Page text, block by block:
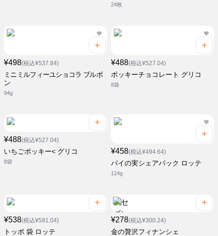
24枚
¥498(税込¥537.84)
ミニミルフィーユショコラ ブルボ
ン
94g
¥488(税込¥527.04)
ポッキーチョコレート グリコ
8袋
¥488(税込¥527.04)
いちごポッキー< グリコ
8袋
¥458(税込¥494.64)
パイの実シェアパック ロッテ
124g
¥538(税込¥581.04)
トッポ 袋 ロッテ
¥278(税込¥300.24)
金の贅沢フィナンシェ